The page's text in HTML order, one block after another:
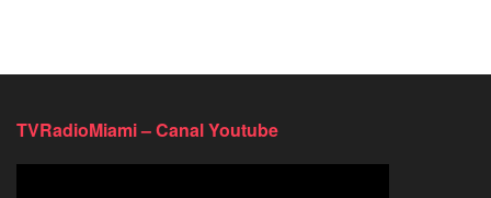
TVRadioMiami – Canal Youtube